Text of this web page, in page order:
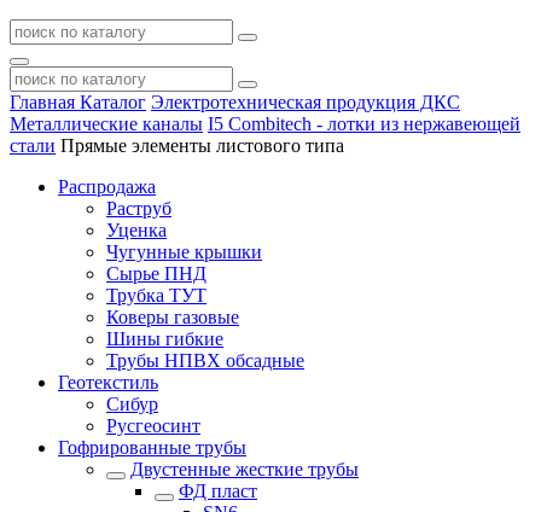
Главная Каталог Электротехническая продукция ДКС
Металлические каналы I5 Combitech - лотки из нержавеющей
стали Прямые элементы листового типа
Распродажа
Раструб
Уценка
Чугунные крышки
Сырье ПНД
Трубка ТУТ
Коверы газовые
Шины гибкие
Трубы НПВХ обсадные
Геотекстиль
Сибур
Русгеосинт
Гофрированные трубы
Двустенные жесткие трубы
ФД пласт